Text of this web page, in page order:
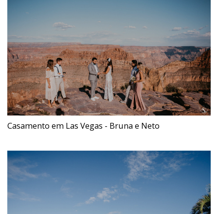
Casamento em Las Vegas - Bruna e Neto